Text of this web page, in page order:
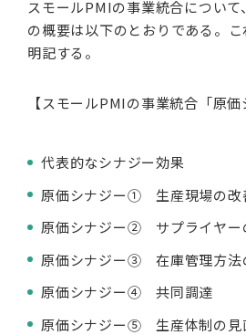
スモールPMIの事業統合について
の概要は以下のとおりである。
明記する。
【スモールPMIの事業統合「原価
代表的なシナジー効果
原価シナジー① 生産現場の改
原価シナジー② サプライヤー
原価シナジー③ 在庫管理方法
原価シナジー④ 共同調達
原価シナジー⑤ 生産体制の見